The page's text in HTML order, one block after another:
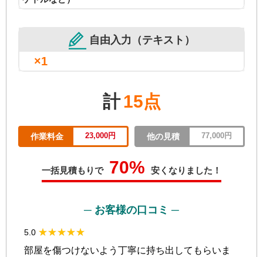
自由入力（テキスト）
×1
計15点
作業料金 23,000円 他の見積 77,000円
一括見積もりで 70% 安くなりました！
─ お客様の口コミ ─
5.0 ★★★★★
★★★★★
部屋を傷つけないよう丁寧に持ち出してもらいま